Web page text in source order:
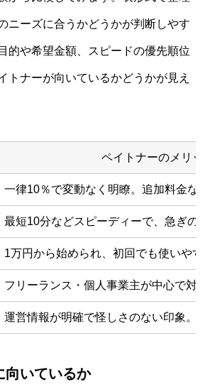
ニーズに合うかどうかが判断しやす
的や希望金額、スピードの優先順位
トナーが向いているかどうかが見え
ペイトナーのメリッ
一律10％で変動なく明瞭。追加料金な
最短10分などスピーディーで、急ぎの
1万円から始められ、初回でも使いやす
フリーランス・個人事業主が中心で対
運営情報が明確で怪しさのない印象。
向いているか